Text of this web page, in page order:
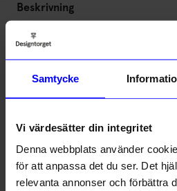
Samtycke
Vi värdesätter din integritet
Denna webbplats använder
för att anpassa det du ser. Det
relevanta annonser och förbättra
Beskrivning
Information
Om tillverkaren
Liknande
10%